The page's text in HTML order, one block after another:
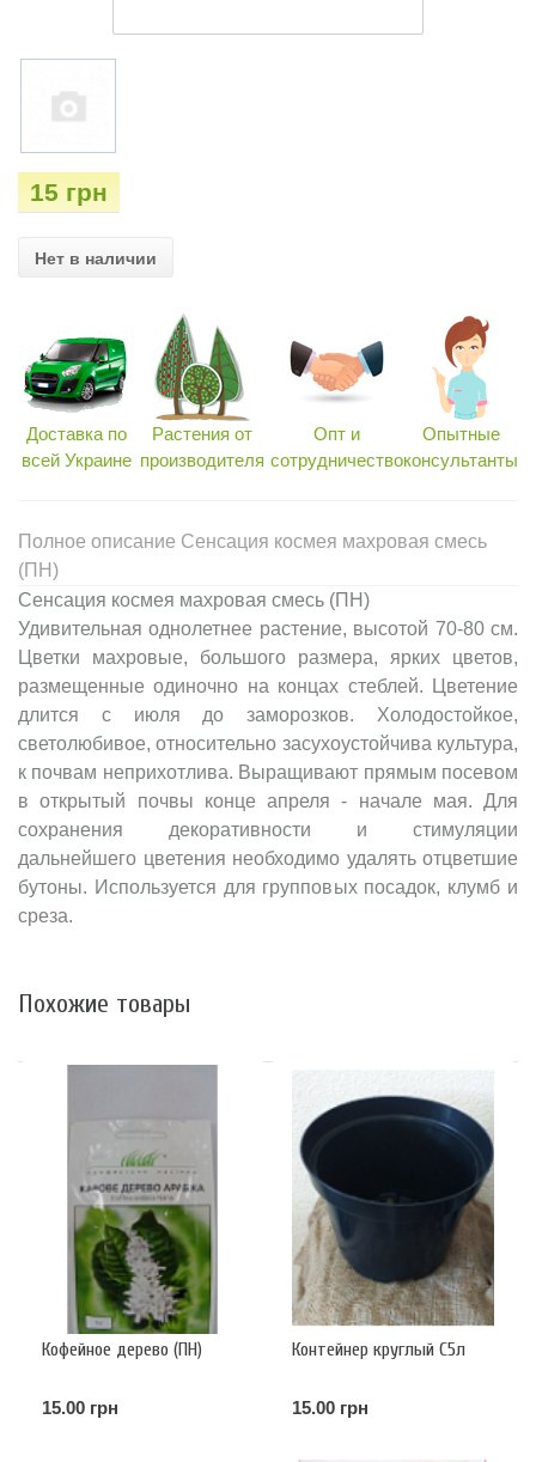
15 грн
Нет в наличии
Доставка по
всей Украине
Растения от
производителя
Опт и
сотрудничество
Опытные
консультанты
Полное описание Сенсация космея махровая смесь
(ПН)
Сенсация космея махровая смесь (ПН)
Удивительная однолетнее растение, высотой 70-80 см.
Цветки махровые, большого размера, ярких цветов,
размещенные одиночно на концах стеблей. Цветение
длится с июля до заморозков. Холодостойкое,
светолюбивое, относительно засухоустойчива культура,
к почвам неприхотлива. Выращивают прямым посевом
в открытый почвы конце апреля - начале мая. Для
сохранения декоративности и стимуляции
дальнейшего цветения необходимо удалять отцветшие
бутоны. Используется для групповых посадок, клумб и
среза.
Похожие товары
Кофейное дерево (ПН)
15.00 грн
Контейнер круглый С5л
15.00 грн